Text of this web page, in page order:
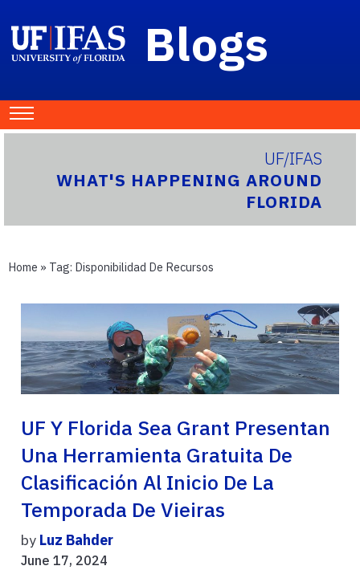
Blogs
UF/IFAS
WHAT'S HAPPENING AROUND
FLORIDA
Home » Tag: Disponibilidad De Recursos
UF Y Florida Sea Grant Presentan
Una Herramienta Gratuita De
Clasificación Al Inicio De La
Temporada De Vieiras
by Luz Bahder
June 17, 2024